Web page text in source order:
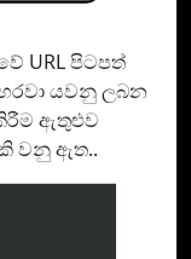
URL පිටපත්
යවනු ලබන
ඇතුළුව
වනු ඇත..